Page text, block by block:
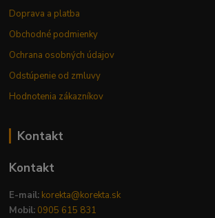
Doprava a platba
Obchodné podmienky
Ochrana osobných údajov
Odstúpenie od zmluvy
Hodnotenia zákazníkov
Kontakt
Kontakt
E-mail: korekta@korekta.sk
Mobil: 0905 615 831